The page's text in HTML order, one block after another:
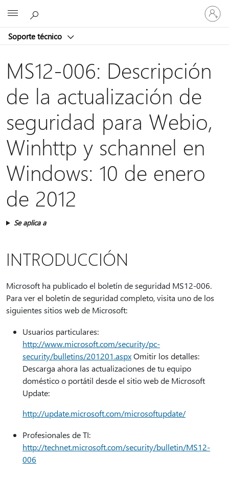
Soporte técnico
Iniciar
sesión
en
cuenta
MS12-006: Descripción
de la actualización de
seguridad para Webio,
Winhttp y schannel en
Windows: 10 de enero
de 2012
Se aplica a
INTRODUCCIÓN
Microsoft ha publicado el boletín de seguridad MS12-006.
Para ver el boletín de seguridad completo, visita uno de los
siguientes sitios web de Microsoft:
Usuarios particulares:
http://www.microsoft.com/security/pc-
security/bulletins/201201.aspxOmitir los detalles:
Descarga ahora las actualizaciones de tu equipo
doméstico o portátil desde el sitio web de Microsoft
Update:
http://update.microsoft.com/microsoftupdate/
Profesionales de TI:
http://technet.microsoft.com/security/bulletin/MS12-
006